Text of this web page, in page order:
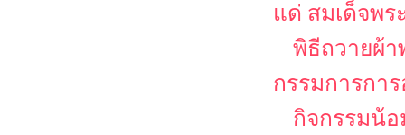
แด่ สมเด็จพร
พิธีถวายผ้
กรรมการกา
กิจกรรมน้